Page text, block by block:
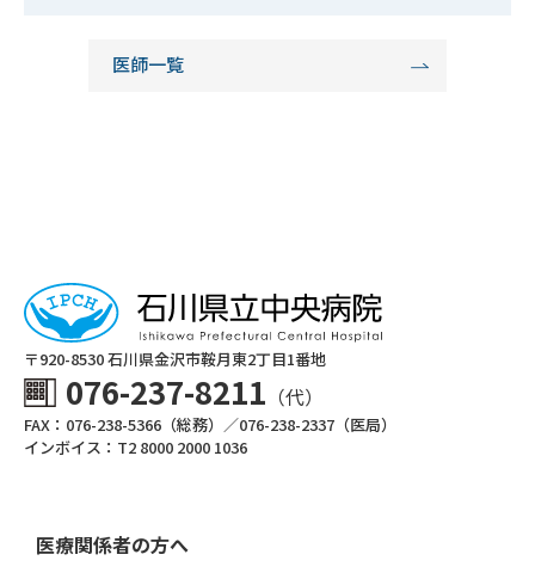
医師一覧
〒920-8530 ⽯川県⾦沢市鞍⽉東2丁⽬1番地
076-237-8211 （代）
FAX：076-238-5366（総務）／076-238-2337（医局）
インボイス：T2 8000 2000 1036
医療関係者の方へ